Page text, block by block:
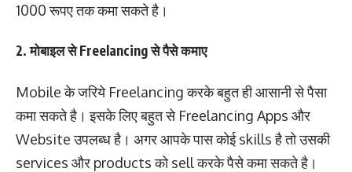
1000 रूपए तक कमा सकते है।
2. मोबाइल से Freelancing से पैसे कमाए
Mobile के जरिये Freelancing करके बहुत ही आसानी से पैसा
कमा सकते है। इसके लिए बहुत से Freelancing Apps और
Website उपलब्ध है। अगर आपके पास कोई skills है तो उसकी
services और products को sell करके पैसे कमा सकते है।